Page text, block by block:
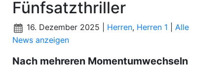
Fünfsatzthriller
16. Dezember 2025 | Herren, Herren 1
Alle
News anzeigen
Nach mehreren Momentumwechseln